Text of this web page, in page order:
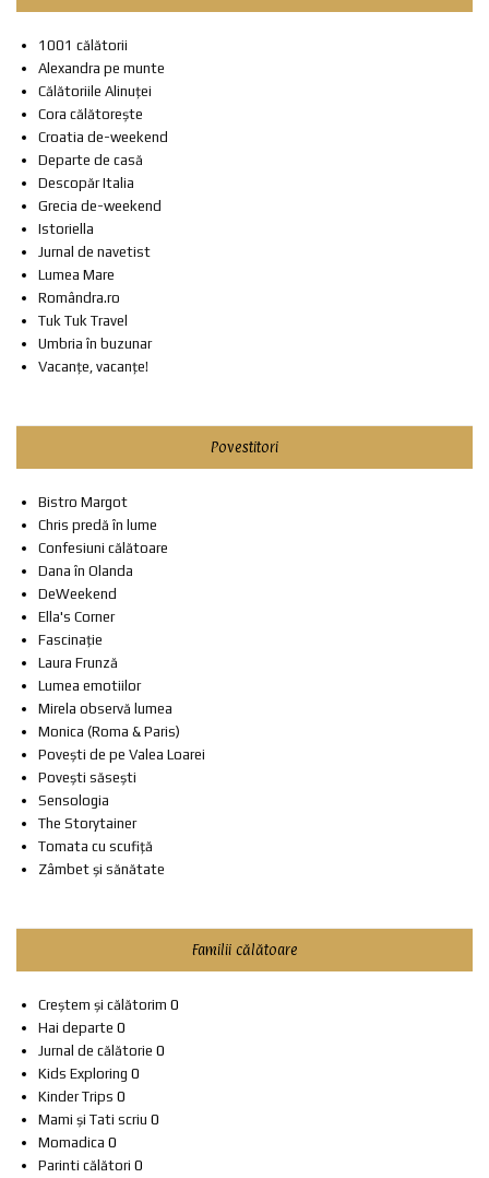
1001 călătorii
Alexandra pe munte
Călătoriile Alinuței
Cora călătorește
Croatia de-weekend
Departe de casă
Descopăr Italia
Grecia de-weekend
Istoriella
Jurnal de navetist
Lumea Mare
Romândra.ro
Tuk Tuk Travel
Umbria în buzunar
Vacanțe, vacanțe!
Povestitori
Bistro Margot
Chris predă în lume
Confesiuni călătoare
Dana în Olanda
DeWeekend
Ella's Corner
Fascinație
Laura Frunză
Lumea emotiilor
Mirela observă lumea
Monica (Roma & Paris)
Povești de pe Valea Loarei
Povești săsești
Sensologia
The Storytainer
Tomata cu scufiță
Zâmbet și sănătate
Familii călătoare
Creștem și călătorim 0
Hai departe 0
Jurnal de călătorie 0
Kids Exploring 0
Kinder Trips 0
Mami și Tati scriu 0
Momadica 0
Parinti călători 0